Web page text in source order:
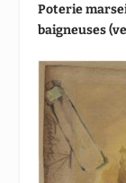
Poterie
baigneuses